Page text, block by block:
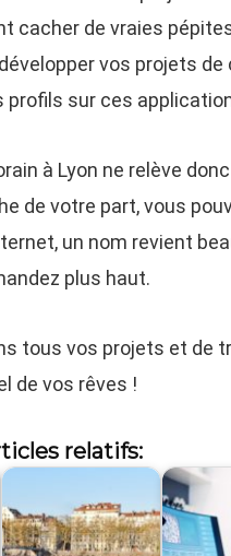
cacher de vraies
vos projets
profils sur ces
à Lyon ne relève
de votre part, vous
un nom revient
plus haut.
tous vos projets et de
de vos rêves !
relatifs: